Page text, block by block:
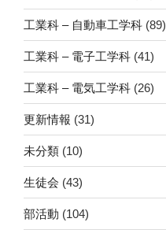
工業科 – 自動車工学科 (89)
工業科 – 電子工学科 (41)
工業科 – 電気工学科 (26)
更新情報 (31)
未分類 (10)
生徒会 (43)
部活動 (104)